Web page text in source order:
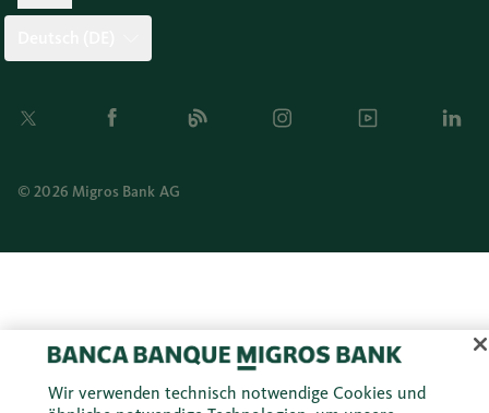
Twitter Facebook Blog Instagram Youtube
© 2026 Migros Bank AG
Wir verwenden technisch notwendige Cookies und